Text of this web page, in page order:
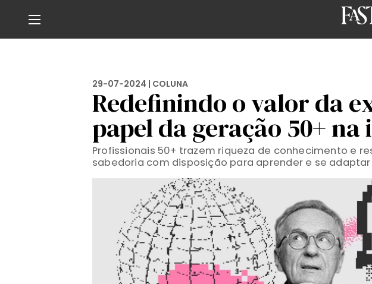
29-07-2024 | COLUNA
Redefinindo o valor da
papel da geração 50+ na
Profissionais 50+ trazem riqueza de conhecimento e
sabedoria com disposição para aprender e se adaptar